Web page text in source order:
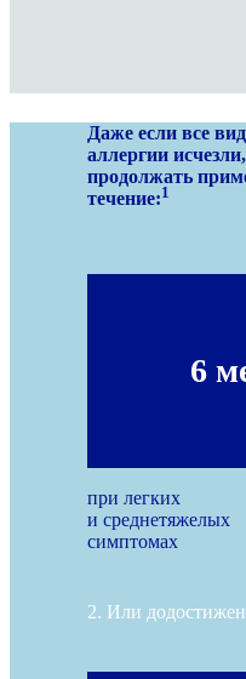
Даже если все
аллергии
продолжать
течение:1
6
при легких
и среднетяжелых
симптомах
2. Или